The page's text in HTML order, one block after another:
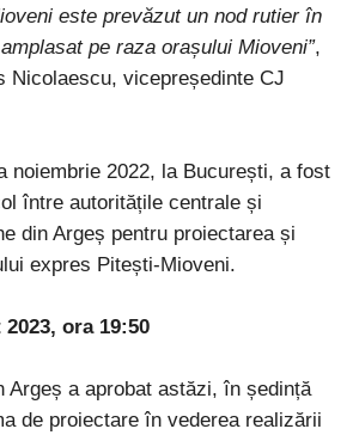
este prevăzut un nod rutier în
pe raza orașului Mioveni”,
Nicolaescu, vicepreședinte CJ
noiembrie 2022, la București, a fost
între autoritățile centrale și
din Argeș pentru proiectarea și
expres Pitești-Mioveni.
ora 19:50
Argeș a aprobat astăzi, în ședință
de proiectare în vederea realizării